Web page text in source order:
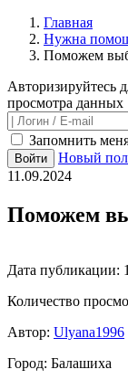
Главная
Нужна
Поможем
Авторизируйтесь
просмотра данных
Запомнить
Войти
Новый
11.09.2024
Поможем
Дата публикации:
Количество
Автор: Ulyana1996
Город: Балашиха